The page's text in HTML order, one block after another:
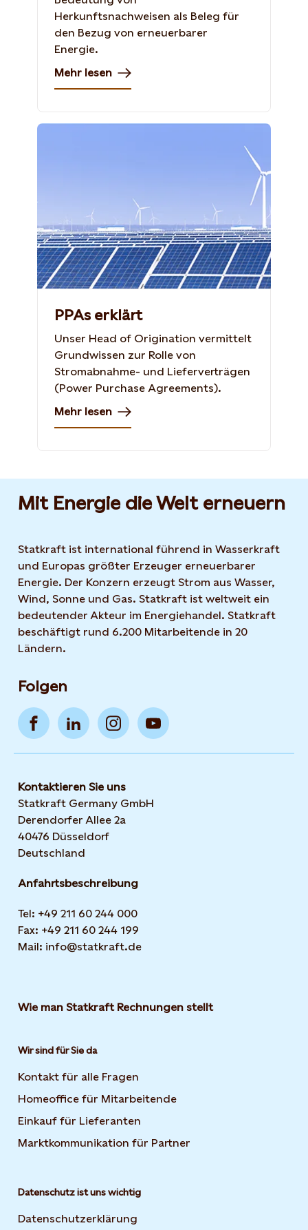
Herkunftsnachweisen als Beleg für
den Bezug von erneuerbarer
Energie.
Mehr lesen
PPAs erklärt
Unser Head of Origination vermittelt
Grundwissen zur Rolle von
Stromabnahme- und Lieferverträgen
(Power Purchase Agreements).
Mehr lesen
Mit Energie die Welt erneuern
Statkraft ist international führend in Wasserkraft
und Europas größter Erzeuger erneuerbarer
Energie. Der Konzern erzeugt Strom aus Wasser,
Wind, Sonne und Gas. Statkraft ist weltweit ein
bedeutender Akteur im Energiehandel. Statkraft
beschäftigt rund 6.200 Mitarbeitende in 20
Ländern.
Folgen
Kontaktieren Sie uns
Statkraft Germany GmbH
Derendorfer Allee 2a
40476 Düsseldorf
Deutschland
Anfahrtsbeschreibung
Tel: +49 211 60 244 000
Fax: +49 211 60 244 199
Mail: info@statkraft.de
Wie man Statkraft Rechnungen stellt
Wir sind für Sie da
Kontakt für alle Fragen
Homeoffice für Mitarbeitende
Einkauf für Lieferanten
Marktkommunikation für Partner
Datenschutz ist uns wichtig
Datenschutzerklärung